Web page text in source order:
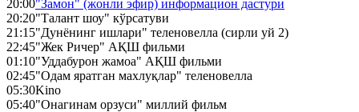
20:00"Замон" (жонли эфир) информацион дастури
20:20"Талант шоу" кўрсатуви
21:15"Дунёнинг ишлари" теленовелла (сирли уй 2)
22:45"Жек Ричер" АҚШ фильми
01:10"Уддабурон жамоа" АҚШ фильми
02:45"Одам яратган махлуқлар" теленовелла
05:30Kino
05:40"Онагинам орзуси" миллий фильм